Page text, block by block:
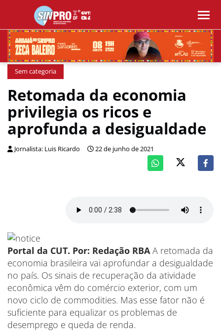
Sem categoria
Retomada da economia
privilegia os ricos e
aprofunda a desigualdade
Jornalista: Luis Ricardo 22 de junho de 2021
Portal da CUT. Por: Redação RBA A retomada da
economia brasileira vai aprofundar a desigualdade
no país. Os sinais de recuperação da atividade
econômica vêm do comércio exterior, com um
novo ciclo de commodities. Mas esse fator não é
suficiente para equalizar os problemas de
desemprego e queda de renda.